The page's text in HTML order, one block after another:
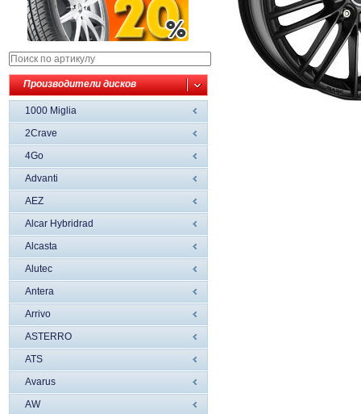
Производители дисков
1000 Miglia
2Crave
4Go
Advanti
AEZ
Alcar Hybridrad
Alcasta
Alutec
Antera
Arrivo
ASTERRO
ATS
Avarus
AW